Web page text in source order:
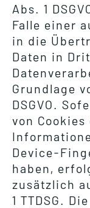
Abs. 1
Falle einer
in die
Daten in
Grundlage
DSGVO.
von
Device-
haben,
zusätzlich
1 TTDSG.